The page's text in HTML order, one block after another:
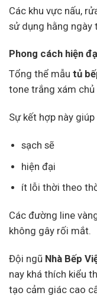
Các khu vực nấu,
sử dụng hằng ngày
Phong cách hiện
Tổng thể mẫu tủ
tone trắng xám chủ
Sự kết hợp này
sạch sẽ
hiện đại
ít lỗi thời theo
Các đường line
không gây rối mắt.
Đội ngũ Nhà Bếp
nay khá thích kiểu
tạo cảm giác cao